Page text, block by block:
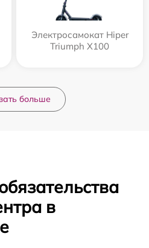
Электросамокат Hiper
Triumph X100
больше
в